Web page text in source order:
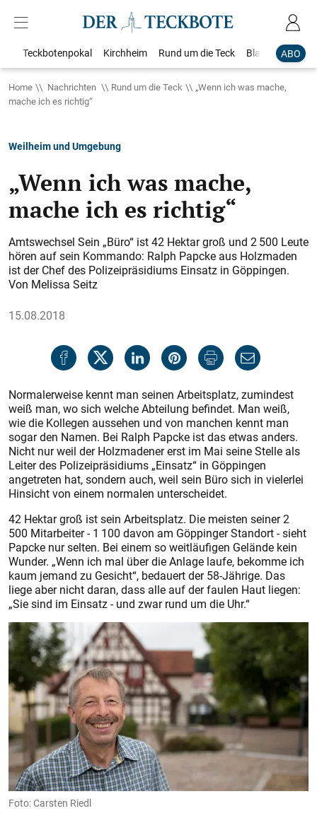
ABO
Teckbotenpokal Kirchheim Rund um die Teck Blaulicht
Home Nachrichten Rund um die Teck
„Wenn ich was mache,
mache ich es richtig“
Weilheim und Umgebung
„Wenn ich was mache,
mache ich es richtig“
Amtswechsel Sein „Büro“ ist 42 Hektar groß und 2 500 Leute
hören auf sein Kommando: Ralph Papcke aus Holzmaden
ist der Chef des Polizeipräsidiums Einsatz in Göppingen.
Von Melissa Seitz
15.08.2018
Normalerweise kennt man seinen Arbeitsplatz, zumindest
weiß man, wo sich welche Abteilung befindet. Man weiß,
wie die Kollegen aussehen und von manchen kennt man
sogar den Namen. Bei Ralph Papcke ist das etwas anders.
Nicht nur weil der Holzmadener erst im Mai seine Stelle als
Leiter des Polizeipräsidiums „Einsatz“ in Göppingen
angetreten hat, sondern auch, weil sein Büro sich in vielerlei
Hinsicht von einem normalen unterscheidet.
42 Hektar groß ist sein Arbeitsplatz. Die meisten seiner 2
500 Mitarbeiter - 1 100 davon am Göppinger Standort - sieht
Papcke nur selten. Bei einem so weitläufigen Gelände kein
Wunder. „Wenn ich mal über die Anlage laufe, bekomme ich
kaum jemand zu Gesicht“, bedauert der 58-Jährige. Das
liege aber nicht daran, dass alle auf der faulen Haut liegen:
„Sie sind im Einsatz - und zwar rund um die Uhr.“
Foto: Carsten Riedl